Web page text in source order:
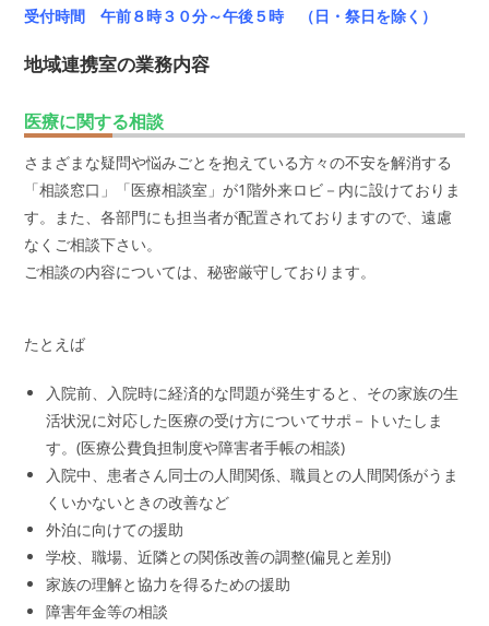
受付時間 午前８時３０分～午後５時 （日・祭日を除く）
地域連携室の業務内容
医療に関する相談
さまざまな疑問や悩みごとを抱えている方々の不安を解消する
「相談窓口」「医療相談室」が1階外来ロビ－内に設けておりま
す。また、各部門にも担当者が配置されておりますので、遠慮
なくご相談下さい。
ご相談の内容については、秘密厳守しております。
たとえば
入院前、入院時に経済的な問題が発生すると、その家族の生
活状況に対応した医療の受け方についてサポ－トいたしま
す。(医療公費負担制度や障害者手帳の相談)
入院中、患者さん同士の人間関係、職員との人間関係がうま
くいかないときの改善など
外泊に向けての援助
学校、職場、近隣との関係改善の調整(偏見と差別)
家族の理解と協力を得るための援助
障害年金等の相談